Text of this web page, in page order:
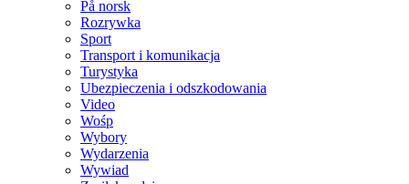
På norsk
Rozrywka
Sport
Transport i komunikacja
Turystyka
Ubezpieczenia i odszkodowania
Video
Wośp
Wybory
Wydarzenia
Wywiad